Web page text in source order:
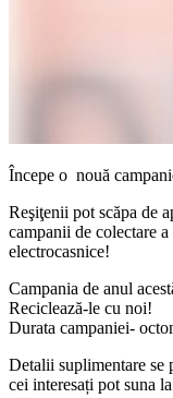
Începe o nouă
Reşiţenii pot scăpa de
campanii de colectare
electrocasnice!
Campania de anul
Reciclează-le cu noi!
Durata campaniei-
Detalii suplimentare se
cei interesați pot suna